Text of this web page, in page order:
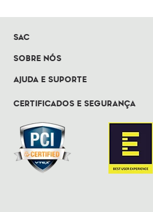
SAC
SOBRE NÓS
AJUDA E SUPORTE
CERTIFICADOS E SEGURANÇA